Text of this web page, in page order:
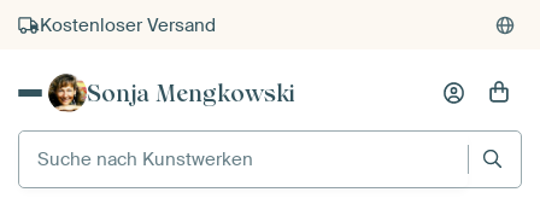
Kostenloser Versand
Kauf auf Rechnung
Sonja Mengkowski
Suche nach Kunstwerken